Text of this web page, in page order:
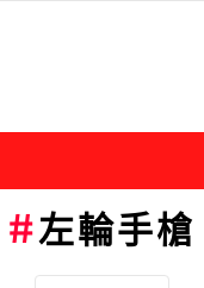
左輪手槍